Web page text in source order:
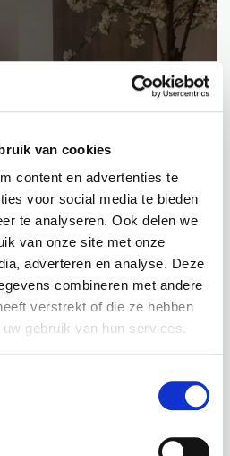
van cookies
content en advertenties te
voor social media te bieden
te analyseren. Ook delen we
van onze site met onze
adverteren en analyse. Deze
combineren met andere
verstrekt of die ze hebben
gebruik van hun services.
VAN EEN VILLA
PROJECT